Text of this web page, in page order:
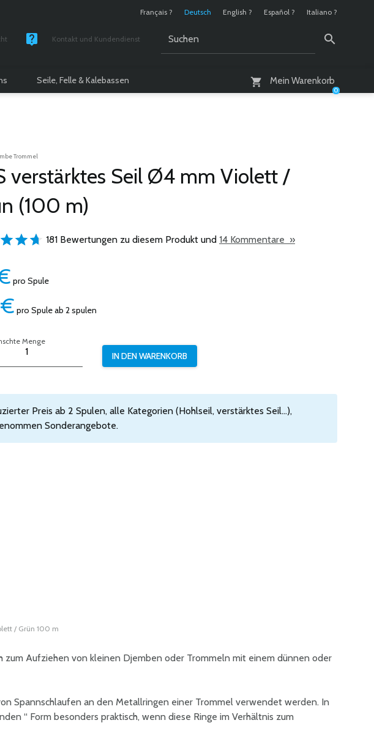
Français ? Deutsch English ? Español ? Italiano ?
Kontakt und Kundendienst
Mein Warenkorb
0
Seile, Felle & Kalebassen
Trommel
verstärktes Seil Ø4 mm Violett /
(100 m)
181 Bewertungen zu diesem Produkt und 14 Kommentare »
pro Spule
€ pro Spule ab 2 spulen
Menge
Preis ab 2 Spulen, alle Kategorien (Hohlseil, verstärktes Seil...),
Sonderangebote.
/ Grün 100 m
zum Aufziehen von kleinen Djemben oder Trommeln mit einem dünnen oder
Spannschlaufen an den Metallringen einer Trommel verwendet werden. In
“ Form besonders praktisch, wenn diese Ringe im Verhältnis zum